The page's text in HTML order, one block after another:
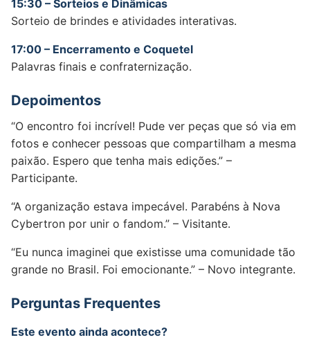
15:30 – Sorteios e Dinâmicas
Sorteio de brindes e atividades interativas.
17:00 – Encerramento e Coquetel
Palavras finais e confraternização.
Depoimentos
“O encontro foi incrível! Pude ver peças que só via em
fotos e conhecer pessoas que compartilham a mesma
paixão. Espero que tenha mais edições.” –
Participante.
“A organização estava impecável. Parabéns à Nova
Cybertron por unir o fandom.” – Visitante.
“Eu nunca imaginei que existisse uma comunidade tão
grande no Brasil. Foi emocionante.” – Novo integrante.
Perguntas Frequentes
Este evento ainda acontece?